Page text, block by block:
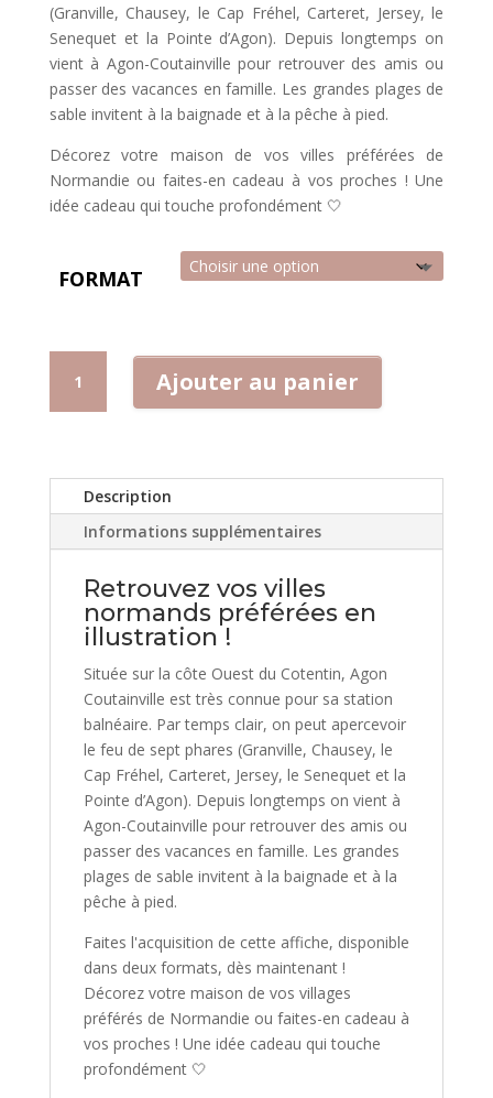
(Granville, Chausey, le Cap Fréhel, Carteret, Jersey, le
Senequet et la Pointe d’Agon). Depuis longtemps on
vient à Agon-Coutainville pour retrouver des amis ou
passer des vacances en famille. Les grandes plages de
sable invitent à la baignade et à la pêche à pied.
Décorez votre maison de vos villes préférées de
Normandie ou faites-en cadeau à vos proches ! Une
idée cadeau qui touche profondément 🤍
FORMAT
QUANTITÉ
AFFICHE
Ajouter au panier
Description
Informations supplémentaires
Retrouvez vos villes
normands préférées en
illustration !
Située sur la côte Ouest du Cotentin, Agon
Coutainville est très connue pour sa station
balnéaire. Par temps clair, on peut apercevoir
le feu de sept phares (Granville, Chausey, le
Cap Fréhel, Carteret, Jersey, le Senequet et la
Pointe d’Agon). Depuis longtemps on vient à
Agon-Coutainville pour retrouver des amis ou
passer des vacances en famille. Les grandes
plages de sable invitent à la baignade et à la
pêche à pied.
Faites l'acquisition de cette affiche, disponible
dans deux formats, dès maintenant !
Décorez votre maison de vos villages
préférés de Normandie ou faites-en cadeau à
vos proches ! Une idée cadeau qui touche
profondément 🤍